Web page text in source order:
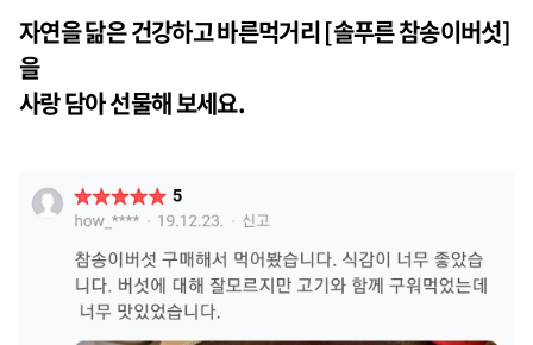
자연을 닮은 건강하고 바른먹거리 [솔푸른 참송이버섯]
을
사랑 담아 선물해 보세요.